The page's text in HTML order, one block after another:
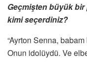
Geçmişten büyük
kimi seçerdiniz?
“Ayrton Senna,
Onun idolüydü. Ve